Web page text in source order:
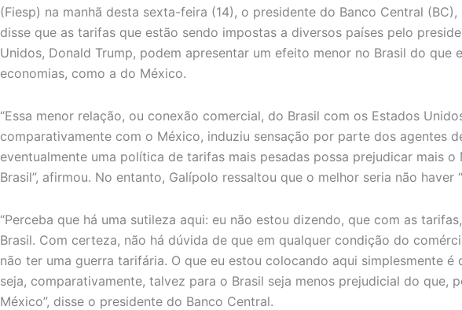
(Fiesp) na manhã desta sexta-feira (14), o presidente do Banco Central (BC),
disse que as tarifas que estão sendo impostas a diversos países pelo
Unidos, Donald Trump, podem apresentar um efeito menor no Brasil do que
economias, como a do México.
“Essa menor relação, ou conexão comercial, do Brasil com os Estados
comparativamente com o México, induziu sensação por parte dos agentes
eventualmente uma política de tarifas mais pesadas possa prejudicar mais o
Brasil”, afirmou. No entanto, Galípolo ressaltou que o melhor seria não haver
“Perceba que há uma sutileza aqui: eu não estou dizendo, que com as
Brasil. Com certeza, não há dúvida de que em qualquer condição do
não ter uma guerra tarifária. O que eu estou colocando aqui simplesmente é
seja, comparativamente, talvez para o Brasil seja menos prejudicial do que,
México”, disse o presidente do Banco Central.